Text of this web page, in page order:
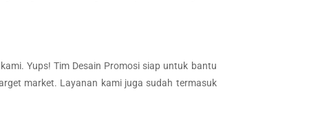
Yups! Tim Desain Promosi siap untuk bantu
market. Layanan kami juga sudah termasuk